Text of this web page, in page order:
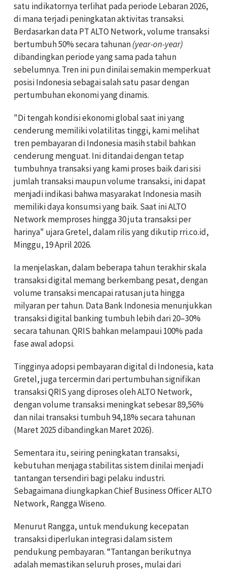
satu indikatornya terlihat pada periode Lebaran 2026,
di mana terjadi peningkatan aktivitas transaksi.
Berdasarkan data PT ALTO Network, volume transaksi
bertumbuh 50% secara tahunan(year-on-year)
dibandingkan periode yang sama pada tahun
sebelumnya. Tren ini pun dinilai semakin memperkuat
posisi Indonesia sebagai salah satu pasar dengan
pertumbuhan ekonomi yang dinamis.
"Di tengah kondisi ekonomi global saat ini yang
cenderung memiliki volatilitas tinggi, kami melihat
tren pembayaran di Indonesia masih stabil bahkan
cenderung menguat. Ini ditandai dengan tetap
tumbuhnya transaksi yang kami proses baik dari sisi
jumlah transaksi maupun volume transaksi, ini dapat
menjadi indikasi bahwa masyarakat Indonesia masih
memiliki daya konsumsi yang baik. Saat ini ALTO
Network memproses hingga 30 juta transaksi per
harinya" ujara Gretel, dalam rilis yang dikutip rri.co.id,
Minggu, 19 April 2026.
Ia menjelaskan, dalam beberapa tahun terakhir skala
transaksi digital memang berkembang pesat, dengan
volume transaksi mencapai ratusan juta hingga
milyaran per tahun. Data Bank Indonesia menunjukkan
transaksi digital banking tumbuh lebih dari 20–30%
secara tahunan. QRIS bahkan melampaui 100% pada
fase awal adopsi.
Tingginya adopsi pembayaran digital di Indonesia, kata
Gretel, juga tercermin dari pertumbuhan signifikan
transaksi QRIS yang diproses oleh ALTO Network,
dengan volume transaksi meningkat sebesar 89,56%
dan nilai transaksi tumbuh 94,18% secara tahunan
(Maret 2025 dibandingkan Maret 2026).
Sementara itu, seiring peningkatan transaksi,
kebutuhan menjaga stabilitas sistem dinilai menjadi
tantangan tersendiri bagi pelaku industri.
Sebagaimana diungkapkan Chief Business Officer ALTO
Network, Rangga Wiseno.
Menurut Rangga, untuk mendukung kecepatan
transaksi diperlukan integrasi dalam sistem
pendukung pembayaran. “Tantangan berikutnya
adalah memastikan seluruh proses, mulai dari